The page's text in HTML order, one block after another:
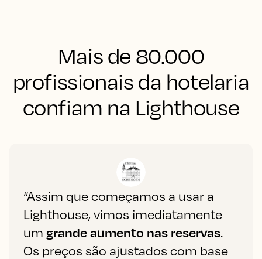
Mais de 80.000
profissionais da hotelaria
confiam na Lighthouse
“Assim que começamos a usar a
Lighthouse, vimos imediatamente
um grande aumento nas reservas.
Os preços são ajustados com base